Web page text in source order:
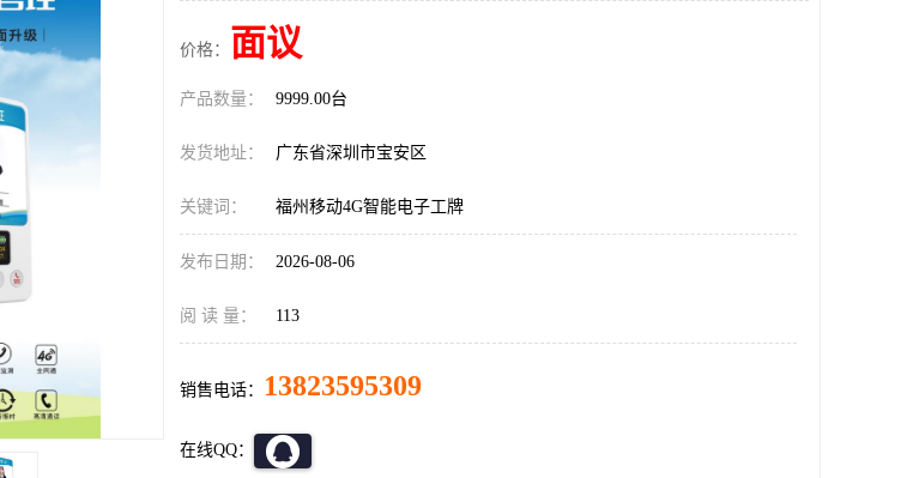
价格： 面议
产品数量： 9999.00台
发货地址： 广东省深圳市宝安区
关键词： 福州移动4G智能电子工牌
发布日期： 2026-08-06
阅 读 量： 113
销售电话： 13823595309
在线QQ：